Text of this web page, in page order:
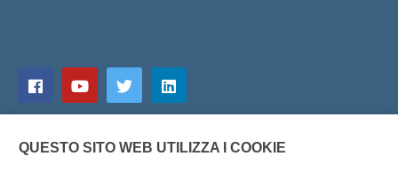
QUESTO SITO WEB UTILIZZA I COOKIE